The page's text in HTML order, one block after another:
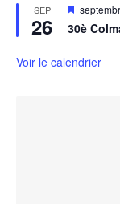
SEP
26
Mis
en
avant
30è
Voir le calendrier